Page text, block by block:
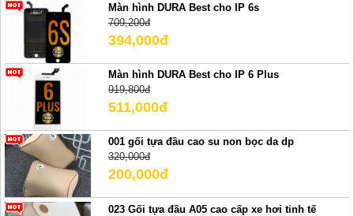
Màn hình DURA Best cho IP 6s
709,200đ
394,000đ
Màn hình DURA Best cho IP 6 Plus
919,800đ
511,000đ
001 gối tựa đầu cao su non bọc da dp
320,000đ
200,000đ
023 Gối tựa đầu A05 cao cấp xe hơi tinh tế